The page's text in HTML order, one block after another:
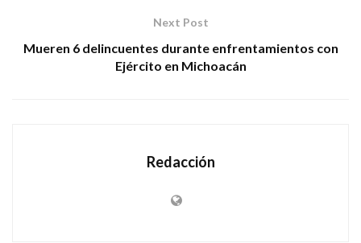
Next Post
Mueren 6 delincuentes durante enfrentamientos con
Ejército en Michoacán
Redacción